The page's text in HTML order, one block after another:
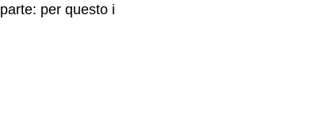
per questo i